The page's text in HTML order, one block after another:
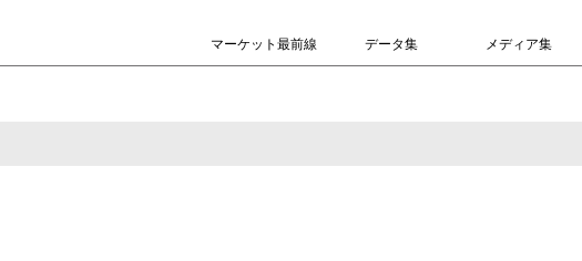
マーケット最前線 データ集 メディア集